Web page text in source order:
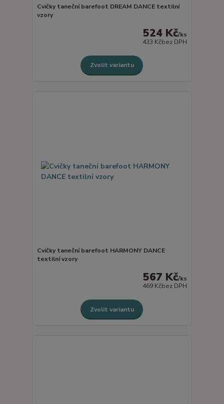
Cvičky taneční barefoot DREAM DANCE textilní
vzory
524 Kč/ks
433 Kčbez DPH
Zvolit variantu
Cvičky taneční barefoot HARMONY DANCE
textilní vzory
567 Kč/ks
469 Kčbez DPH
Zvolit variantu